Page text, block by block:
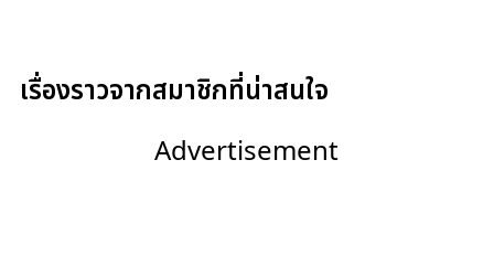
เรื่องราวจากสมาชิกที่น่าสนใจ
Advertisement